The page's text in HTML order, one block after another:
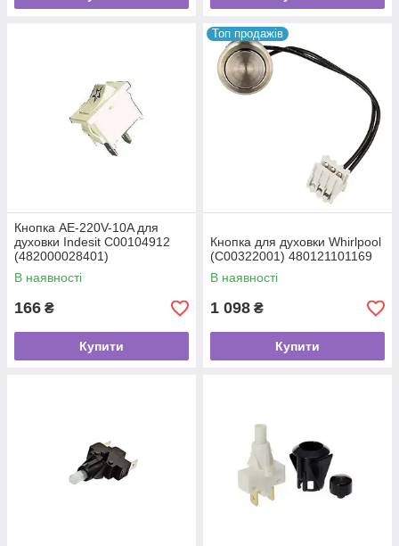
Кнопка AE-220V-10A для
духовки Indesit C00104912
(482000028401)
В наявності
166 ₴
Купити
Топ продажів
Кнопка для духовки Whirlpool
(C00322001) 480121101169
В наявності
1 098 ₴
Купити